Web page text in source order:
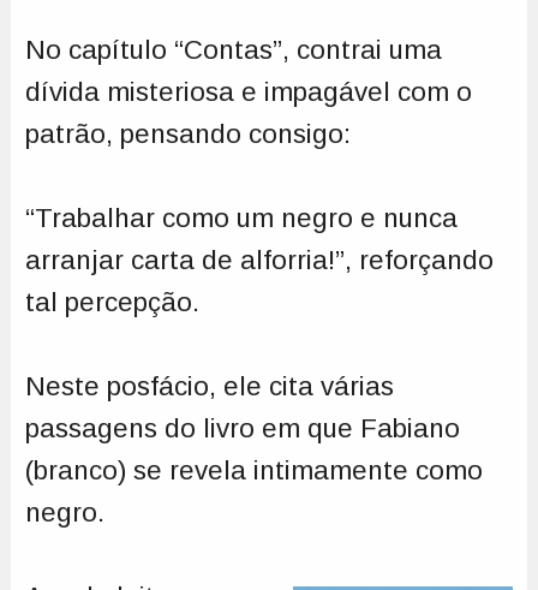
No capítulo “Contas”, contrai uma
dívida misteriosa e impagável com o
patrão, pensando consigo:
“Trabalhar como um negro e nunca
arranjar carta de alforria!”, reforçando
tal percepção.
Neste posfácio, ele cita várias
passagens do livro em que Fabiano
(branco) se revela intimamente como
negro.